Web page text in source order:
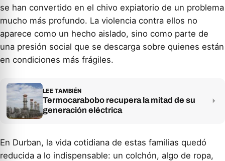
se han convertido en el chivo expiatorio de un problema
mucho más profundo. La violencia contra ellos no
aparece como un hecho aislado, sino como parte de
una presión social que se descarga sobre quienes están
en condiciones más frágiles.
LEE TAMBIÉN
Termocarabobo recupera la mitad de su
generación eléctrica
En Durban, la vida cotidiana de estas familias quedó
reducida a lo indispensable: un colchón, algo de ropa,